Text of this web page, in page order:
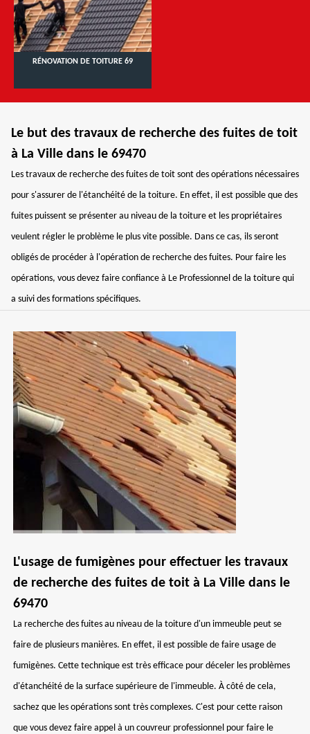
RÉNOVATION DE TOITURE 69
Le but des travaux de recherche des fuites de toit
à La Ville dans le 69470
Les travaux de recherche des fuites de toit sont des opérations nécessaires
pour s'assurer de l'étanchéité de la toiture. En effet, il est possible que des
fuites puissent se présenter au niveau de la toiture et les propriétaires
veulent régler le problème le plus vite possible. Dans ce cas, ils seront
obligés de procéder à l'opération de recherche des fuites. Pour faire les
opérations, vous devez faire confiance à Le Professionnel de la toiture qui
a suivi des formations spécifiques.
L'usage de fumigènes pour effectuer les travaux
de recherche des fuites de toit à La Ville dans le
69470
La recherche des fuites au niveau de la toiture d'un immeuble peut se
faire de plusieurs manières. En effet, il est possible de faire usage de
fumigènes. Cette technique est très efficace pour déceler les problèmes
d'étanchéité de la surface supérieure de l'immeuble. À côté de cela,
sachez que les opérations sont très complexes. C'est pour cette raison
que vous devez faire appel à un couvreur professionnel pour faire le